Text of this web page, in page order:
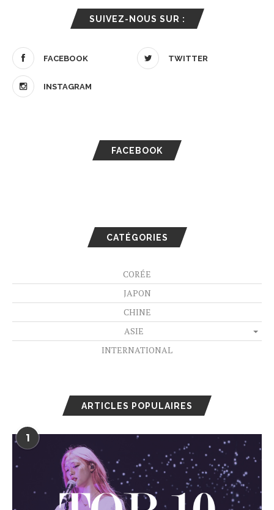
SUIVEZ-NOUS SUR :
FACEBOOK TWITTER
INSTAGRAM
FACEBOOK
CATÉGORIES
CORÉE
JAPON
CHINE
ASIE
INTERNATIONAL
ARTICLES POPULAIRES
1